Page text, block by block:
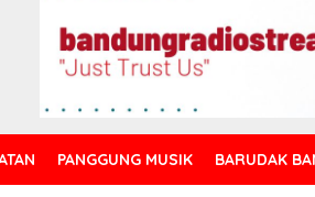
PANGGUNG MUSIK BARUDAK